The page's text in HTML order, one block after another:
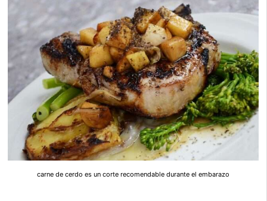
carne de cerdo es un corte recomendable durante el embarazo